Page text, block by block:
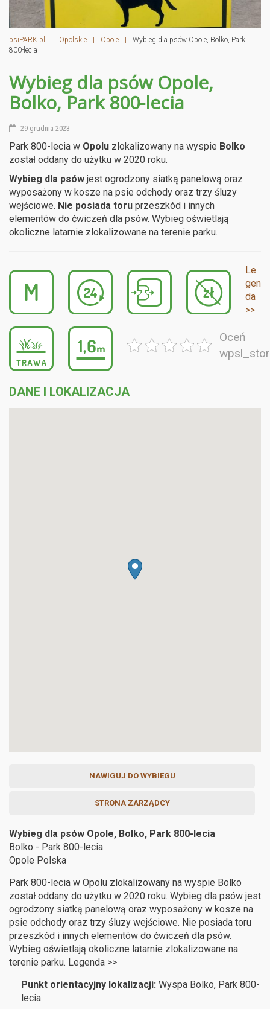
psiPARK.pl | Opolskie | Opole |
Wybieg dla psów Opole, Bolko, Park
800-lecia
Wybieg dla psów Opole,
Bolko, Park 800-lecia
29 grudnia 2023
Park 800-lecia w Opolu zlokalizowany na wyspie Bolko
został oddany do użytku w 2020 roku.
Wybieg dla psów jest ogrodzony siatką panelową oraz
wyposażony w kosze na psie odchody oraz trzy śluzy
wejściowe. Nie posiada toru przeszkód i innych
elementów do ćwiczeń dla psów. Wybieg oświetlają
okoliczne latarnie zlokalizowane na terenie parku.
Le
gen
da
>>
Oceń
DANE I LOKALIZACJA
NAWIGUJ DO WYBIEGU
STRONA ZARZĄDCY
Wybieg dla psów Opole, Bolko, Park 800-lecia
Bolko - Park 800-lecia
Opole Polska
Park 800-lecia w Opolu zlokalizowany na wyspie Bolko
został oddany do użytku w 2020 roku. Wybieg dla psów jest
ogrodzony siatką panelową oraz wyposażony w kosze na
psie odchody oraz trzy śluzy wejściowe. Nie posiada toru
przeszkód i innych elementów do ćwiczeń dla psów.
Wybieg oświetlają okoliczne latarnie zlokalizowane na
terenie parku. Legenda >>
Punkt orientacyjny lokalizacji: Wyspa Bolko, Park 800-
lecia